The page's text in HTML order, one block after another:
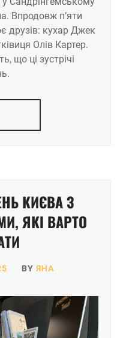
Впродовж п’яти
друзів: кухар Джек
Олів Картер.
що ці зустрічі
КИЄВА З
ЯКІ ВАРТО
BY ЯНА